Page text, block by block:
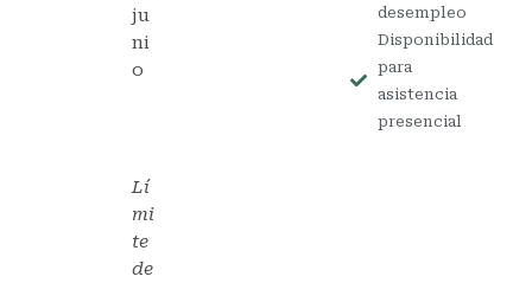
ju
ni
o
Lí
mi
te
de
desempleo
Disponibilidad
para
asistencia
presencial